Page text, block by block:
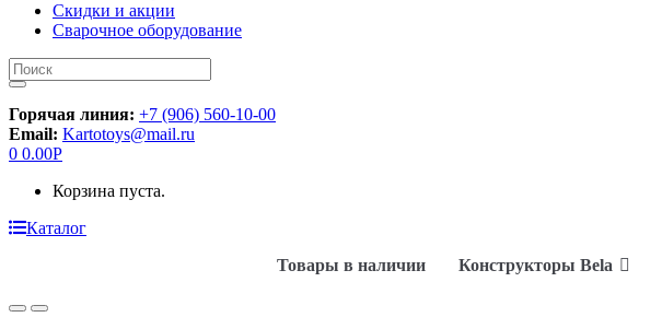
Скидки и акции
Сварочное оборудование
Искать:
Горячая линия: +7 (906) 560-10-00
Email: Kartotoys@mail.ru
0 0.00Р
Корзина пуста.
Каталог
Товары в наличии
Конструкторы Bela